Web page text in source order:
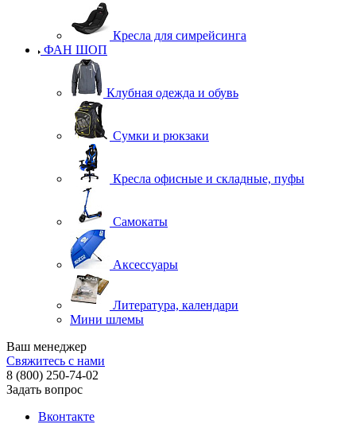
Кресла для симрейсинга
ФАН ШОП
Клубная одежда и обувь
Сумки и рюкзаки
Кресла офисные и складные, пуфы
Самокаты
Аксессуары
Литература, календари
Мини шлемы
Ваш менеджер
Свяжитесь с нами
8 (800) 250-74-02
Задать вопрос
Вконтакте